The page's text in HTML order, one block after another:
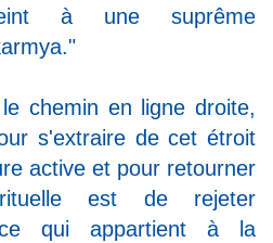
à une suprême
chemin en ligne droite,
s'extraire de cet étroit
active et pour retourner
est de rejeter
qui appartient à la